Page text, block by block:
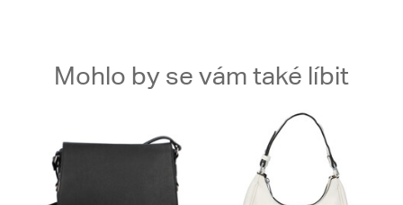
Mohlo by se vám také líbit